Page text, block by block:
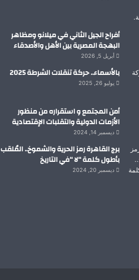
أفراح الجيل الثاني في ميلانو ومظاهر
البهجة المصرية بين الأهل والأصدقاء
أبريل 5, 2026
بالأسماء.. حركة تنقلات الشرطة 2025
يوليو 26, 2025
أمن المجتمع و استقراره من منظور
الأزمات الدولية والتقلبات الإقتصادية
ديسمبر 14, 2024
برج القاهرة رمز الحرية والشموخ.. المُلقب
بأطول كلمة “لا “في التاريخ
ديسمبر 20, 2024